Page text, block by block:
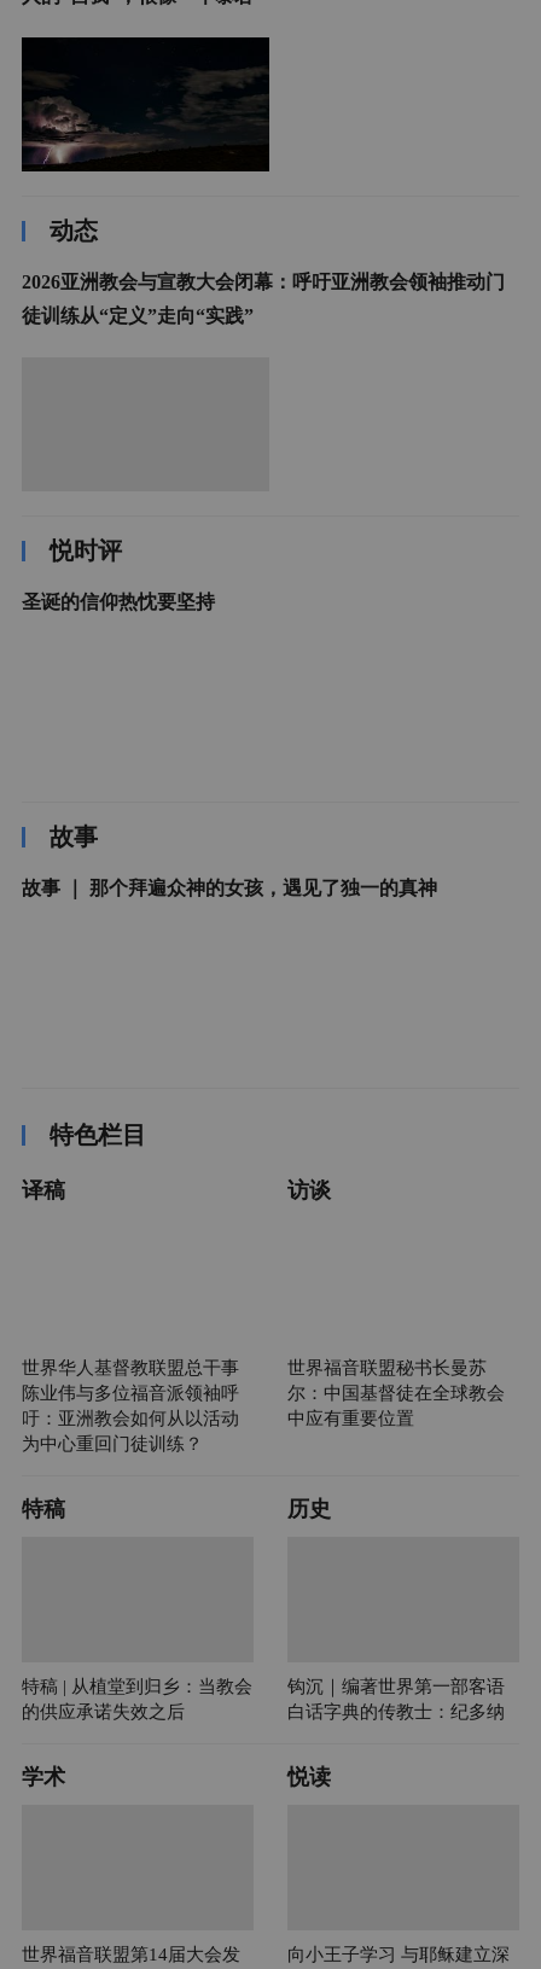
动态
2026亚洲教会与宣教大会闭幕：呼吁亚洲教会领袖推动门
徒训练从“定义”走向“实践”
悦时评
圣诞的信仰热忱要坚持
故事
故事 ｜ 那个拜遍众神的女孩，遇见了独一的真神
特色栏目
译稿
世界华人基督教联盟总干事
陈业伟与多位福音派领袖呼
吁：亚洲教会如何从以活动
为中心重回门徒训练？
访谈
世界福音联盟秘书长曼苏
尔：中国基督徒在全球教会
中应有重要位置
特稿
特稿 | 从植堂到归乡：当教会
的供应承诺失效之后
历史
钩沉｜编著世界第一部客语
白话字典的传教士：纪多纳
学术
世界福音联盟第14届大会发
悦读
向小王子学习 与耶稣建立深